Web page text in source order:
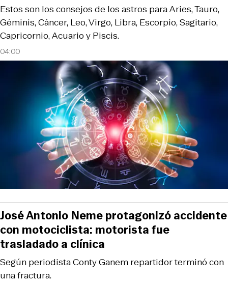
04:00
Estos son los consejos de los astros para Aries, Tauro,
Géminis, Cáncer, Leo, Virgo, Libra, Escorpio, Sagitario,
Capricornio, Acuario y Piscis.
Según periodista Conty Ganem repartidor terminó con
una fractura.
José Antonio Neme protagonizó accidente
con motociclista: motorista fue
trasladado a clínica